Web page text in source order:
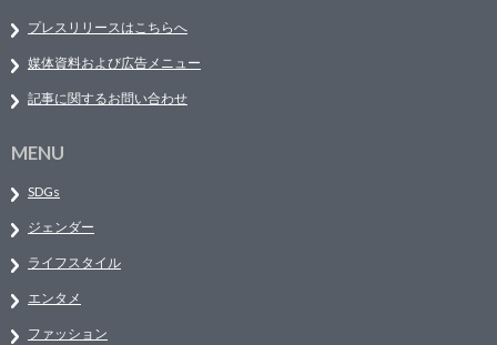
プレスリリースはこちらへ
媒体資料および広告メニュー
記事に関するお問い合わせ
MENU
SDGs
ジェンダー
ライフスタイル
エンタメ
ファッション